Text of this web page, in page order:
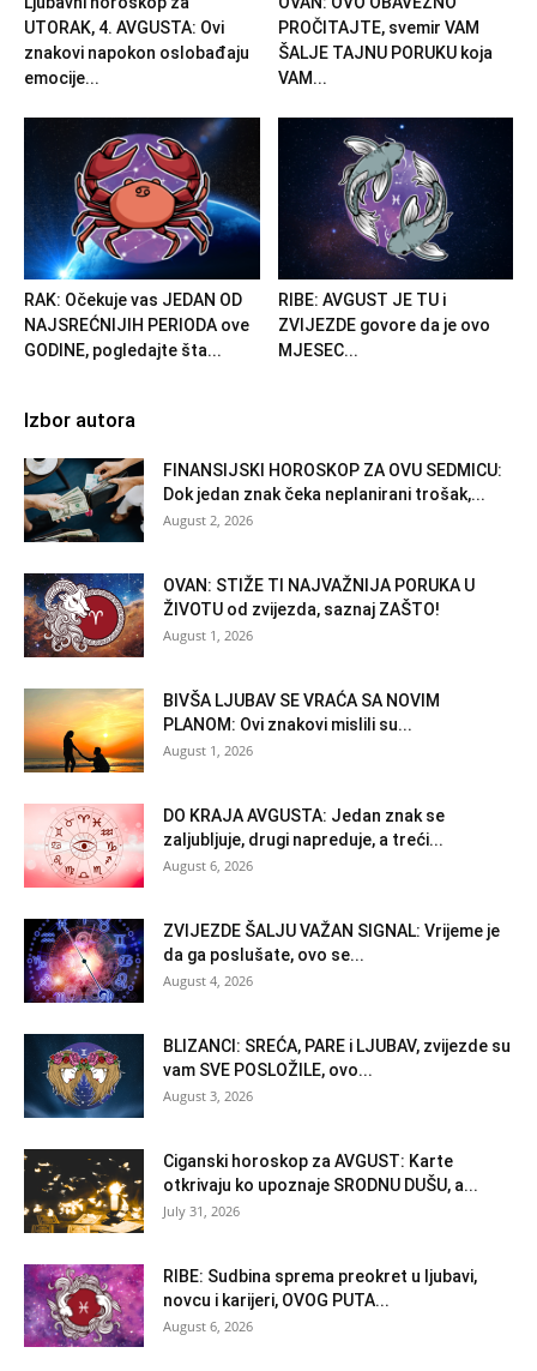
UTORAK, 4. AVGUSTA: Ovi
znakovi napokon oslobađaju
emocije...
PROČITAJTE, svemir VAM
ŠALJE TAJNU PORUKU koja
VAM...
RAK: Očekuje vas JEDAN OD
NAJSREĆNIJIH PERIODA ove
GODINE, pogledajte šta...
RIBE: AVGUST JE TU i
ZVIJEZDE govore da je ovo
MJESEC...
Izbor autora
FINANSIJSKI HOROSKOP ZA OVU SEDMICU:
Dok jedan znak čeka neplanirani trošak,...
August 2, 2026
OVAN: STIŽE TI NAJVAŽNIJA PORUKA U
ŽIVOTU od zvijezda, saznaj ZAŠTO!
August 1, 2026
BIVŠA LJUBAV SE VRAĆA SA NOVIM
PLANOM: Ovi znakovi mislili su...
August 1, 2026
DO KRAJA AVGUSTA: Jedan znak se
zaljubljuje, drugi napreduje, a treći...
August 6, 2026
ZVIJEZDE ŠALJU VAŽAN SIGNAL: Vrijeme je
da ga poslušate, ovo se...
August 4, 2026
BLIZANCI: SREĆA, PARE i LJUBAV, zvijezde su
vam SVE POSLOŽILE, ovo...
August 3, 2026
Ciganski horoskop za AVGUST: Karte
otkrivaju ko upoznaje SRODNU DUŠU, a...
July 31, 2026
RIBE: Sudbina sprema preokret u ljubavi,
novcu i karijeri, OVOG PUTA...
August 6, 2026